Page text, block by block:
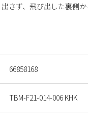
66858168
TBM-F21-014-006 KHK
さず、飛び出した裏側か